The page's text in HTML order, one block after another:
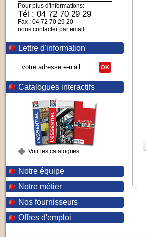
Pour plus d'informations:
Tél : 04 72 70 29 29
Fax : 04 72 70 29 20
nous contacter par email
Lettre d'information
OK
Catalogues interactifs
Voir les catalogues
Notre équipe
Notre métier
Nos fournisseurs
Offres d'emploi